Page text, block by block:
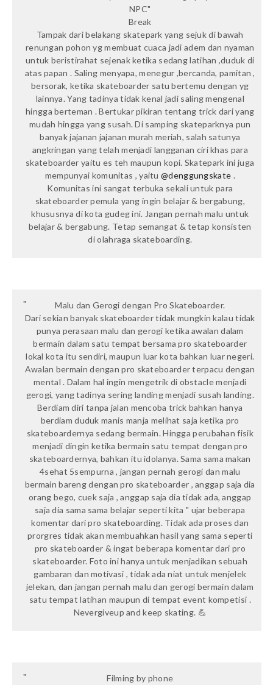
NPC"
Break
Tampak dari belakang skatepark yang sejuk di bawah
renungan pohon yg membuat cuaca jadi adem dan nyaman
untuk beristirahat sejenak ketika sedang latihan ,duduk di
atas papan . Saling menyapa, menegur ,bercanda, pamitan ,
bersorak, ketika skateboarder satu bertemu dengan yg
lainnya. Yang tadinya tidak kenal jadi saling mengenal
hingga berteman . Bertukar pikiran tentang trick dari yang
mudah hingga yang susah. Di samping skateparknya pun
banyak jajanan jajanan murah meriah, salah satunya
angkringan yang telah menjadi langganan ciri khas para
skateboarder yaitu es teh maupun kopi. Skatepark ini juga
mempunyai komunitas , yaitu@denggungskate .
Komunitas ini sangat terbuka sekali untuk para
skateboarder pemula yang ingin belajar & bergabung,
khususnya di kota gudeg ini. Jangan pernah malu untuk
belajar & bergabung. Tetap semangat & tetap konsisten
di olahraga skateboarding.
Malu dan Gerogi dengan Pro Skateboarder.
Dari sekian banyak skateboarder tidak mungkin kalau tidak
punya perasaan malu dan gerogi ketika awalan dalam
bermain dalam satu tempat bersama pro skateboarder
lokal kota itu sendiri, maupun luar kota bahkan luar negeri.
Awalan bermain dengan pro skateboarder terpacu dengan
mental . Dalam hal ingin mengetrik di obstacle menjadi
gerogi, yang tadinya sering landing menjadi susah landing.
Berdiam diri tanpa jalan mencoba trick bahkan hanya
berdiam duduk manis manja melihat saja ketika pro
skateboardernya sedang bermain. Hingga perubahan fisik
menjadi dingin ketika bermain satu tempat dengan pro
skateboardernya, bahkan itu idolanya. Sama sama makan
4sehat 5sempurna , jangan pernah gerogi dan malu
bermain bareng dengan pro skateboarder , anggap saja dia
orang bego, cuek saja , anggap saja dia tidak ada, anggap
saja dia sama sama belajar seperti kita " ujar beberapa
komentar dari pro skateboarding. Tidak ada proses dan
prorgres tidak akan membuahkan hasil yang sama seperti
pro skateboarder & ingat beberapa komentar dari pro
skateboarder. Foto ini hanya untuk menjadikan sebuah
gambaran dan motivasi , tidak ada niat untuk menjelek
jelekan, dan jangan pernah malu dan gerogi bermain dalam
satu tempat latihan maupun di tempat event kompetisi .
Nevergiveup and keep skating. 💪
Filming by phone